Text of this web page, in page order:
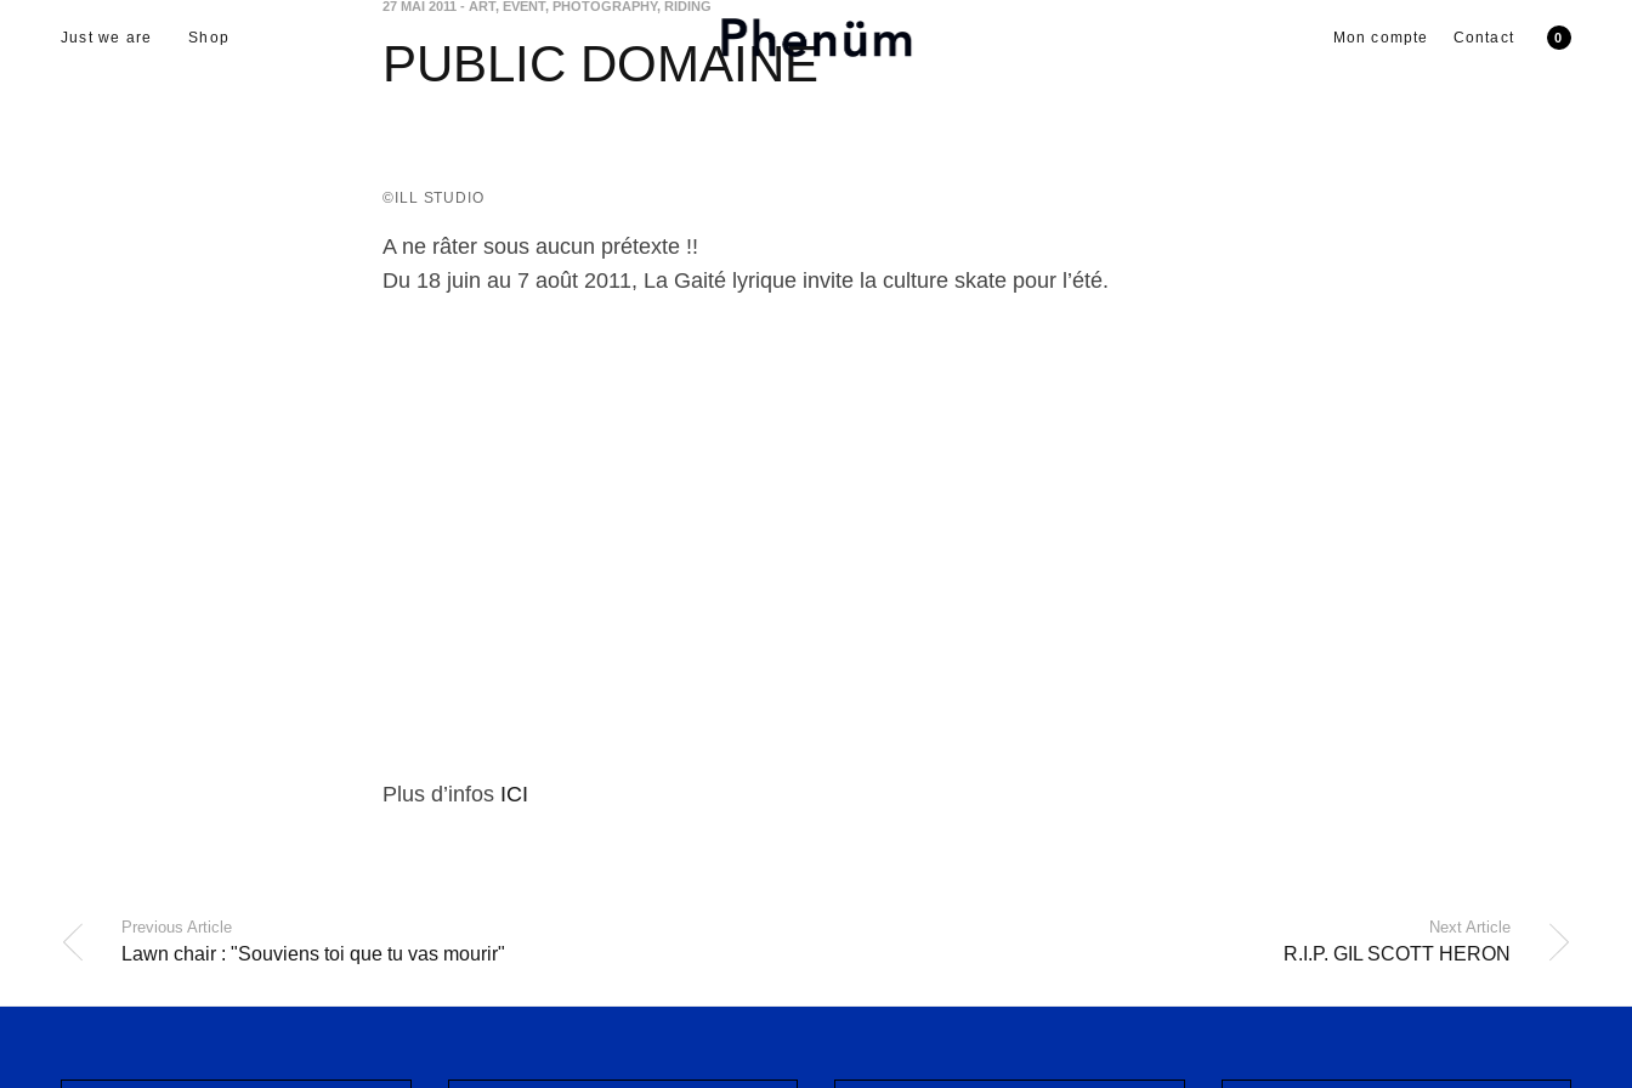
Just we are Shop Mon compte Contact 0
27 MAI 2011 - ART,EVENT,PHOTOGRAPHY,RIDING
PUBLIC DOMAINE
©ILL STUDIO
A ne râter sous aucun prétexte !!
Du 18 juin au 7 août 2011, La Gaité lyrique invite la culture skate pour l’été.
Plus d’infos ICI
Previous Article
Lawn chair : "Souviens toi que tu vas mourir"
Next Article
R.I.P. GIL SCOTT HERON